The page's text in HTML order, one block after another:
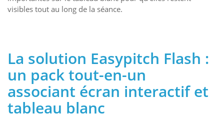
visibles tout au long de la séance.
La solution Easypitch Flash :
un pack tout-en-un
associant écran interactif et
tableau blanc